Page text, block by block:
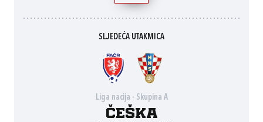
SLJEDEĆA UTAKMICA
Liga nacija - Skupina A
Češka